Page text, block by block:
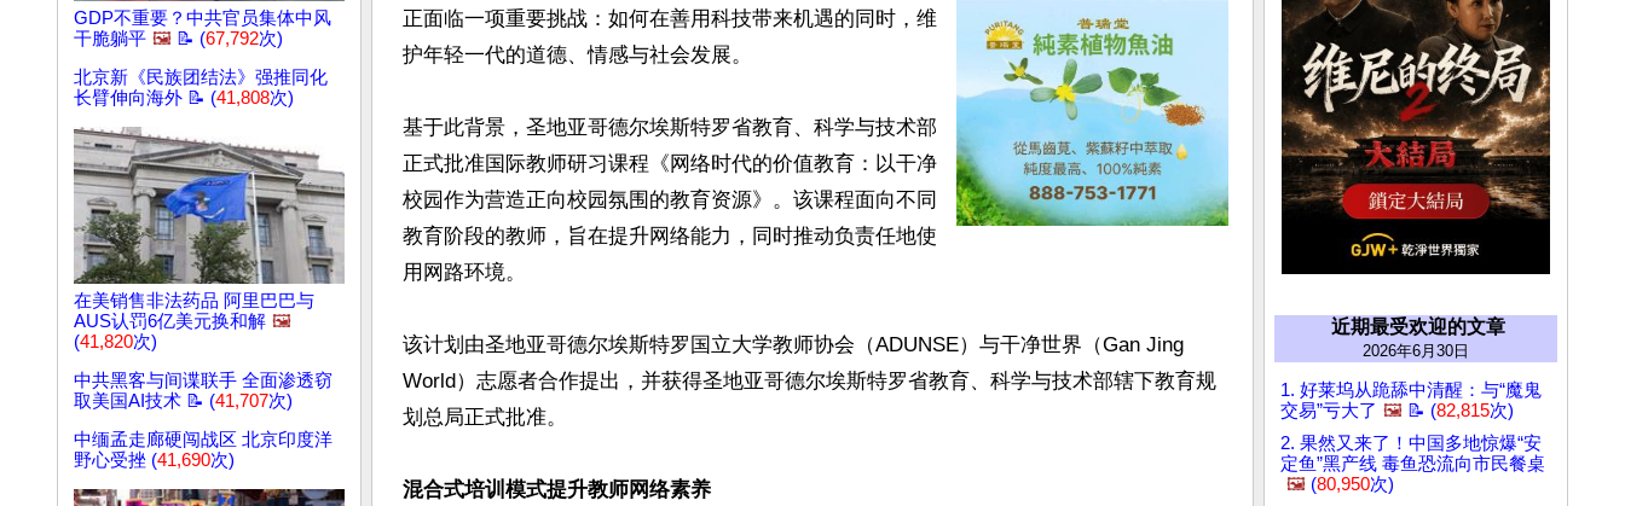
GDP不重要？中共官员集体中风
干脆躺平 🖼️ 📝 (67,792次)
北京新《民族团结法》强推同化
长臂伸向海外 📝 (41,808次)
在美销售非法药品 阿里巴巴与
AUS认罚6亿美元换和解 🖼️
(41,820次)
中共黑客与间谍联手 全面渗透窃
取美国AI技术 📝 (41,707次)
中缅孟走廊硬闯战区 北京印度洋
野心受挫 (41,690次)
正面临一项重要挑战：如何在善用科技带来机遇的同时，维
护年轻一代的道德、情感与社会发展。
基于此背景，圣地亚哥德尔埃斯特罗省教育、科学与技术部
正式批准国际教师研习课程《网络时代的价值教育：以干净
校园作为营造正向校园氛围的教育资源》。该课程面向不同
教育阶段的教师，旨在提升网络能力，同时推动负责任地使
用网路环境。
该计划由圣地亚哥德尔埃斯特罗国立大学教师协会（ADUNSE）与干净世界（Gan Jing
World）志愿者合作提出，并获得圣地亚哥德尔埃斯特罗省教育、科学与技术部辖下教育规
划总局正式批准。
混合式培训模式提升教师网络素养
近期最受欢迎的文章
2026年6月30日
1. 好莱坞从跪舔中清醒：与“魔鬼
交易”亏大了 🖼️ 📝 (82,815次)
2. 果然又来了！中国多地惊爆“安
定鱼”黑产线 毒鱼恐流向市民餐桌
🖼️ (80,950次)